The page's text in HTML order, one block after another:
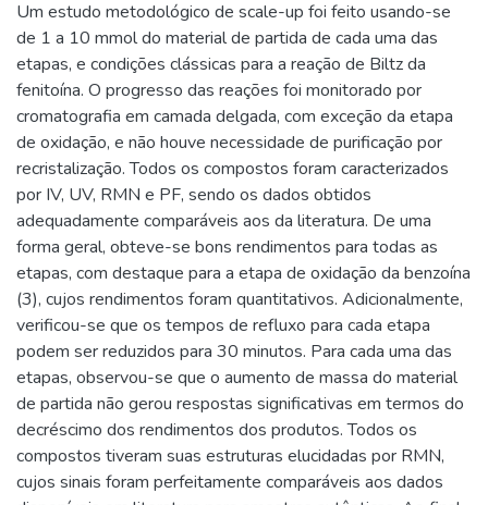
Um estudo metodológico de scale-up foi feito usando-se
de 1 a 10 mmol do material de partida de cada uma das
etapas, e condições clássicas para a reação de Biltz da
fenitoína. O progresso das reações foi monitorado por
cromatografia em camada delgada, com exceção da etapa
de oxidação, e não houve necessidade de purificação por
recristalização. Todos os compostos foram caracterizados
por IV, UV, RMN e PF, sendo os dados obtidos
adequadamente comparáveis aos da literatura. De uma
forma geral, obteve-se bons rendimentos para todas as
etapas, com destaque para a etapa de oxidação da benzoína
(3), cujos rendimentos foram quantitativos. Adicionalmente,
verificou-se que os tempos de refluxo para cada etapa
podem ser reduzidos para 30 minutos. Para cada uma das
etapas, observou-se que o aumento de massa do material
de partida não gerou respostas significativas em termos do
decréscimo dos rendimentos dos produtos. Todos os
compostos tiveram suas estruturas elucidadas por RMN,
cujos sinais foram perfeitamente comparáveis aos dados